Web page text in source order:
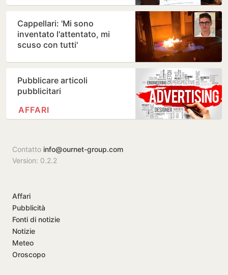
Cappellari: 'Mi sono
inventato l'attentato, mi
scuso con tutti'
Pubblicare articoli
pubblicitari
AFFARI
Contatto info@ournet-group.com
Version: 0.2.2
Affari
Pubblicità
Fonti di notizie
Notizie
Meteo
Oroscopo